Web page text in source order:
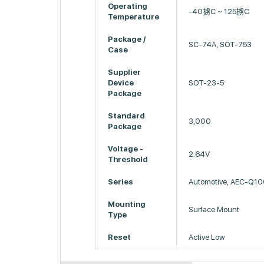
Operating
Temperature
-40掳C ~ 125掳C
Package /
Case
SC-74A, SOT-753
Supplier
Device
Package
SOT-23-5
Standard
Package
3,000
Voltage -
Threshold
2.64V
Series Automotive, AEC-
Mounting
Type
Surface Mount
Reset Active Low